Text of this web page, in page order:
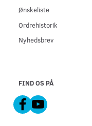
Ønskeliste
Ordrehistorik
Nyhedsbrev
FIND OS PÅ